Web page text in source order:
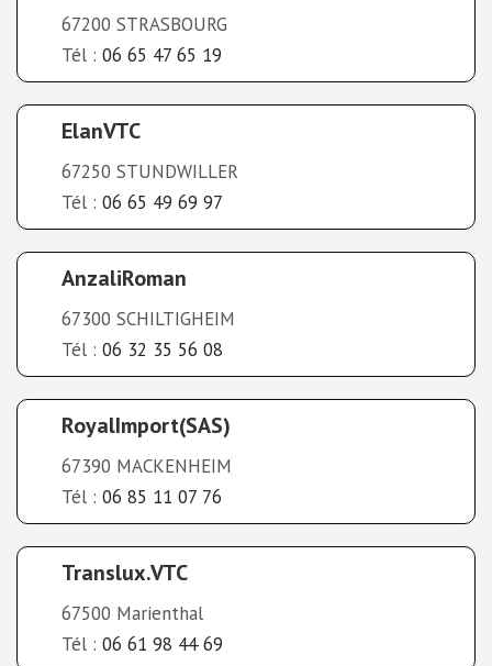
67200 STRASBOURG
Tél : 06 65 47 65 19
ElanVTC
67250 STUNDWILLER
Tél : 06 65 49 69 97
AnzaliRoman
67300 SCHILTIGHEIM
Tél : 06 32 35 56 08
RoyalImport(SAS)
67390 MACKENHEIM
Tél : 06 85 11 07 76
Translux.VTC
67500 Marienthal
Tél : 06 61 98 44 69